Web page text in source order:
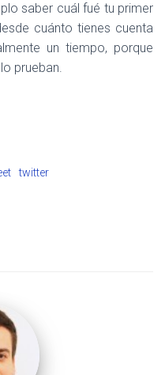
saber cuál fué tu primer
cuánto tienes cuenta
un tiempo, porque
prueban.
twitter